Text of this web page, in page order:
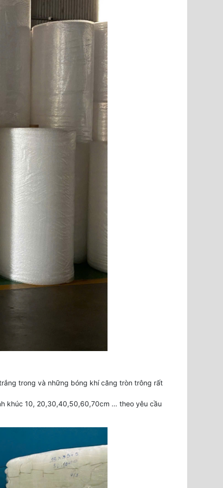
trong và những bóng khí căng tròn trông rất
khúc 10, 20,30,40,50,60,70cm … theo yêu cầu